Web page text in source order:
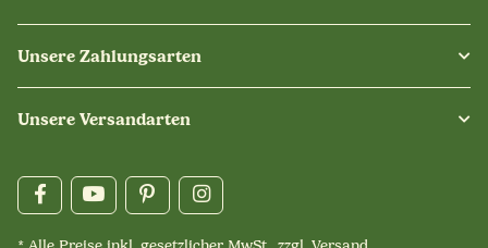
Unsere Zahlungsarten
Unsere Versandarten